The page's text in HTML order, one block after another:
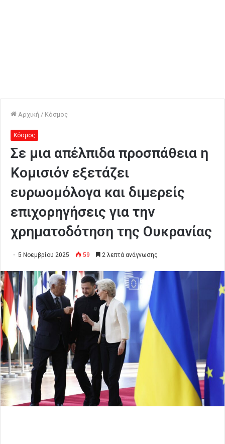
Αρχική / Κόσμος
Κόσμος
Σε μια απέλπιδα προσπάθεια η
Κομισιόν εξετάζει
ευρωομόλογα και διμερείς
επιχορηγήσεις για την
χρηματοδότηση της Ουκρανίας
5 Νοεμβρίου 2025 59 2 λεπτά ανάγνωσης